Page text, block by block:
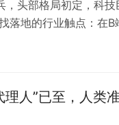
，头部格局初定，科技
落地的行业触点：在B
人”已至，人类